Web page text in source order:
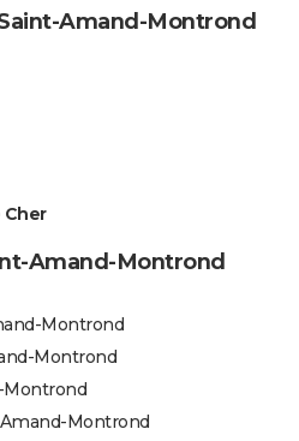
Amand-Montrond
Cher
Amand-Montrond
Montrond
Montrond
Montrond
Montrond